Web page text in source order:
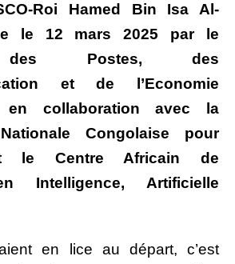
Roi Hamed Bin Isa Al-
le 12 mars 2025 par le
des Postes, des
et de l’Economie
en collaboration avec la
Congolaise pour
et le Centre Africain de
Intelligence, Artificielle
en lice au départ, c’est